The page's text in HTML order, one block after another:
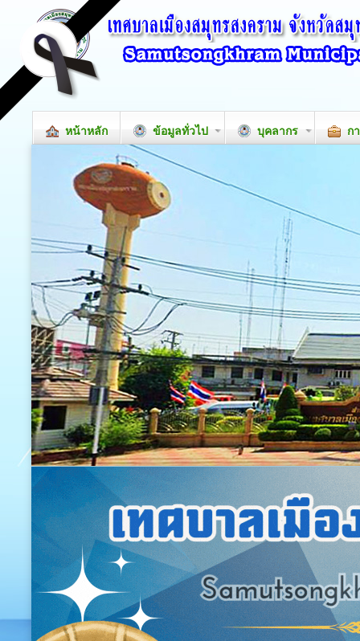
หน้าหลัก ข้อมูลทั่วไป บุคลากร ก